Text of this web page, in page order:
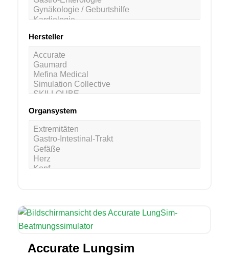
Hersteller
Organsystem
Accurate Lungsim